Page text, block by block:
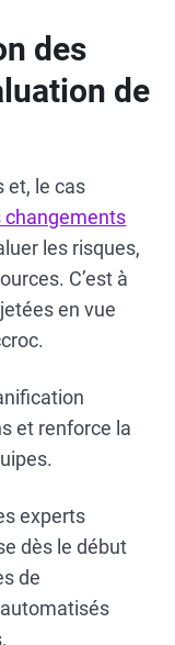
des
de
et, le cas
les risques,
C’est à
en vue
et renforce la
experts
dès le début
de